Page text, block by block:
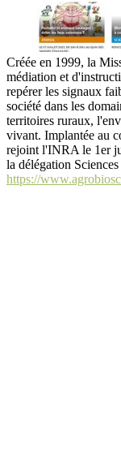
Créée en 1999, la
médiation et
repérer les signaux
société dans les
territoires ruraux,
vivant. Implantée au
rejoint l'INRA le 1er
la délégation
https://